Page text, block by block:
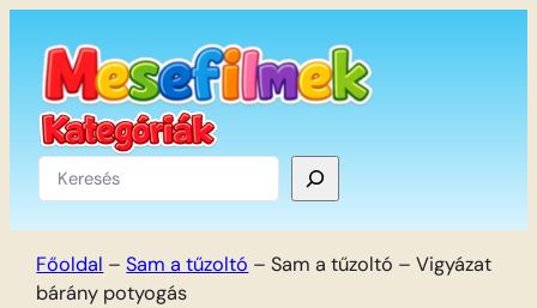
tartalomhoz
Keresés
Főoldal –Sam a tűzoltó –Sam a tűzoltó – Vigyázat
bárány potyogás